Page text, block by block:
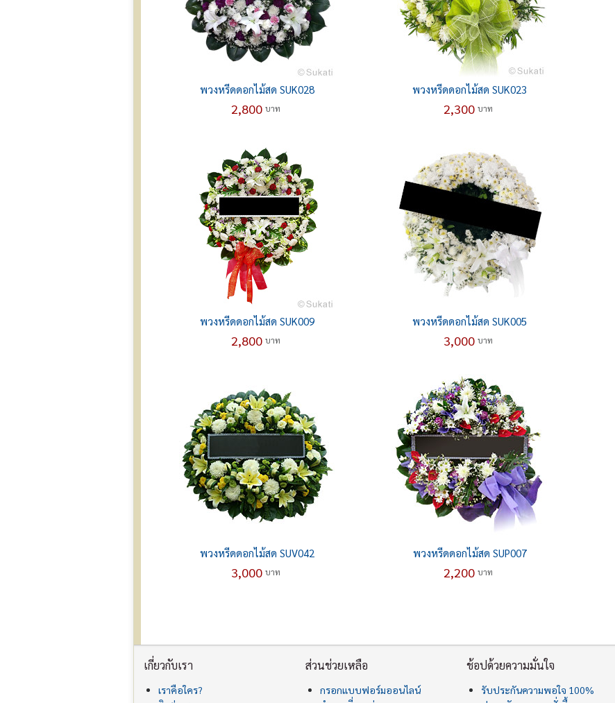
พวงหรีดดอกไม้สด SUK028
2,800 บาท
พวงหรีดดอกไม้สด SUK023
2,300บาท
พวงหรีดดอกไม้สด SUK009
2,800 บาท
พวงหรีดดอกไม้สด SUK005
3,000บาท
พวงหรีดดอกไม้สด SUV042
3,000 บาท
พวงหรีดดอกไม้สด SUP007
2,200บาท
เกี่ยวกับเรา
เราคือใคร?
ส่วนช่วยเหลือ
กรอกแบบฟอร์มออนไลน์
ช้อปด้วยความมั่นใจ
รับประกันความพอใจ 100%